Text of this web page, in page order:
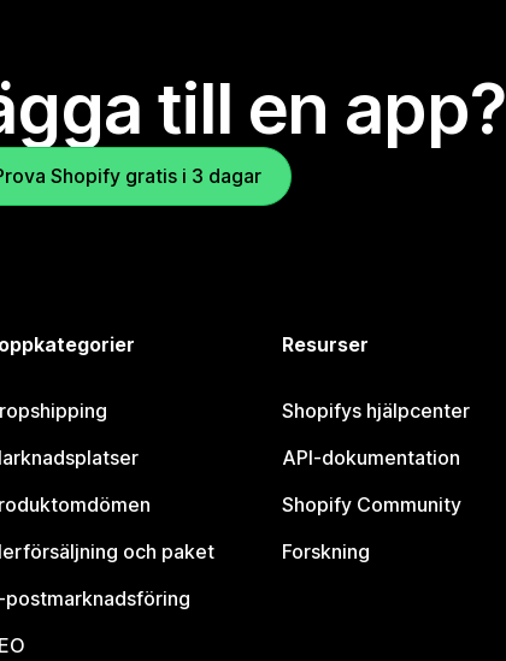
till en app?
Shopify gratis i 3 dagar
och paket
postmarknadsföring
Resurser
Shopifys hjälpcenter
API-dokumentation
Shopify Community
Forskning